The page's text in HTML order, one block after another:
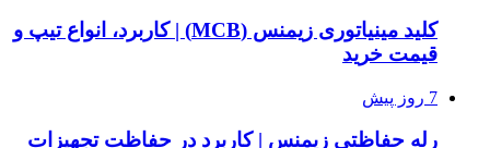
کلید مینیاتوری زیمنس (MCB) | کاربرد، انواع تیپ و
قیمت خرید
7 روز پیش
رله حفاظتی زیمنس | کاربرد در حفاظت تجهیزات